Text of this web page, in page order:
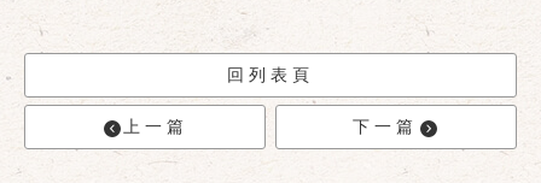
回列表頁
上一篇 下一篇